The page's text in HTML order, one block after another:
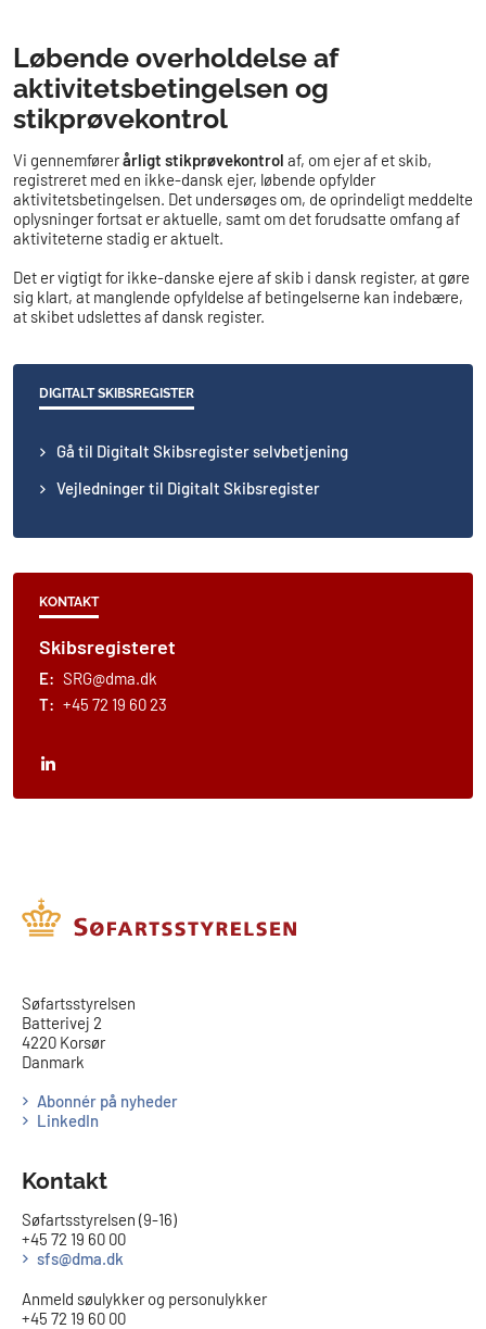
Løbende overholdelse af
aktivitetsbetingelsen og
stikprøvekontrol
Vi gennemførerårligt stikprøvekontrol af, om ejer af et skib,
registreret med en ikke-dansk ejer, løbende opfylder
aktivitetsbetingelsen. Det undersøges om, de oprindeligt meddelte
oplysninger fortsat er aktuelle, samt om det forudsatte omfang af
aktiviteterne stadig er aktuelt.
Det er vigtigt for ikke-danske ejere af skib i dansk register, at gøre
sig klart, at manglende opfyldelse af betingelserne kan indebære,
at skibet udslettes af dansk register.
DIGITALT SKIBSREGISTER
Gå til Digitalt Skibsregister selvbetjening
Vejledninger til Digitalt Skibsregister
KONTAKT
Skibsregisteret
E: SRG@dma.dk
T: +45 72 19 60 23
​​Søfartsstyrelsen
Batterivej 2
4220 Korsør
Danmark
Abonnér på nyheder
LinkedIn
Kontakt
Søfartsstyrelsen (9-16)
+45 72 19 60 00
sfs@dma.dk
Anmeld søulykker og personulykker
+45 72 19 60 00